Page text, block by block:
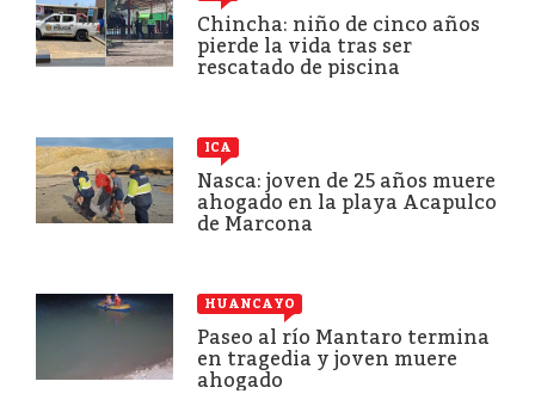
Chincha: niño de cinco años
pierde la vida tras ser
rescatado de piscina
ICA
Nasca: joven de 25 años muere
ahogado en la playa Acapulco
de Marcona
HUANCAYO
Paseo al río Mantaro termina
en tragedia y joven muere
ahogado